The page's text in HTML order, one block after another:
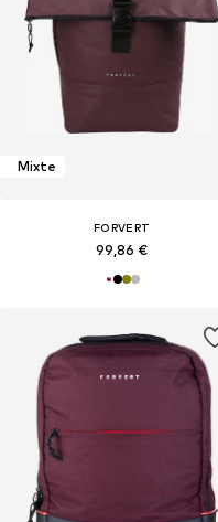
Mixte
FORVERT
99,86 €